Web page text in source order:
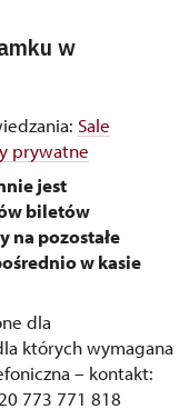
w
Sale
prywatne
jest
biletów
pozostałe
w kasie
dla
których wymagana
– kontakt:
773 771 818